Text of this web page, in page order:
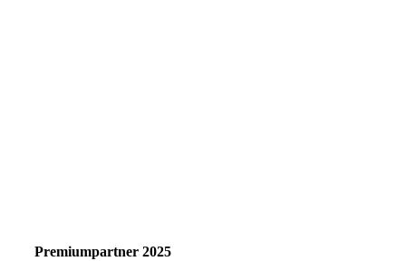
Premiumpartner 2025